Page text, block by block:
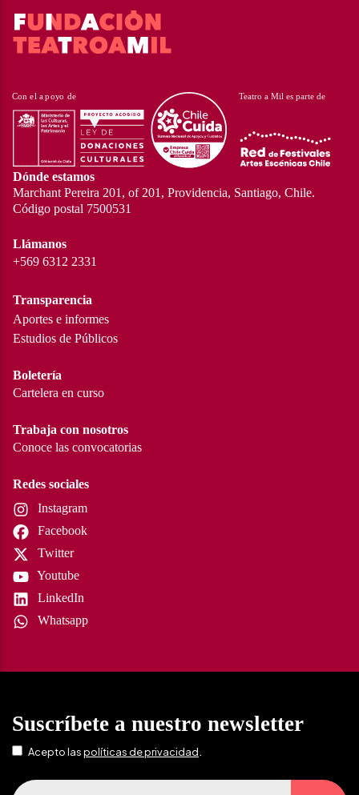
Dónde estamos
Marchant Pereira 201, of 201, Providencia, Santiago, Chile.
Código postal 7500531
Llámanos
+569 6312 2331
Transparencia
Aportes e informes
Estudios de Públicos
Boletería
Cartelera en curso
Trabaja con nosotros
Conoce las convocatorias
Redes sociales
Instagram
Facebook
Twitter
Youtube
LinkedIn
Whatsapp
Suscríbete a nuestro newsletter
Acepto laspolíticas de privacidad.